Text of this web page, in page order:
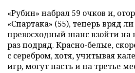
«Рубин» набрал 59 очков и,
«Спартака» (55), теперь вряд
превосходный шанс взойти на
раз подряд. Красно-белые,
с серебром, хотя, учитывая
игр, могут пасть и на третье